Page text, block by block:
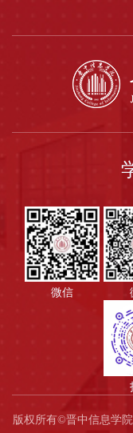
微信
版权所有©晋中信息学院